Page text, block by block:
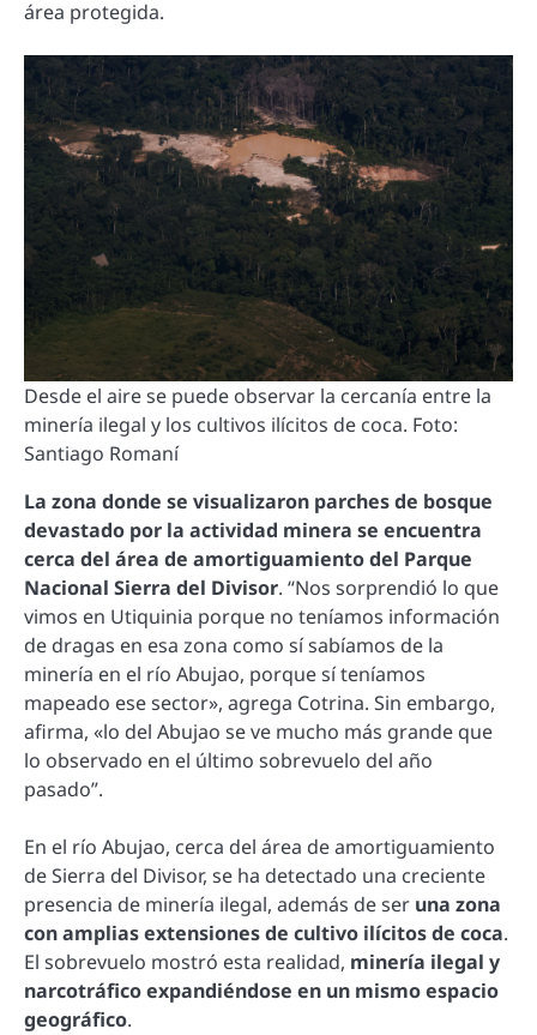
área protegida.
Desde el aire se puede observar la cercanía entre la
minería ilegal y los cultivos ilícitos de coca. Foto:
Santiago Romaní
La zona donde se visualizaron parches de bosque
devastado por la actividad minera se encuentra
cerca del área de amortiguamiento del Parque
Nacional Sierra del Divisor. “Nos sorprendió lo que
vimos en Utiquinia porque no teníamos información
de dragas en esa zona como sí sabíamos de la
minería en el río Abujao, porque sí teníamos
mapeado ese sector», agrega Cotrina. Sin embargo,
afirma, «lo del Abujao se ve mucho más grande que
lo observado en el último sobrevuelo del año
pasado”.
En el río Abujao, cerca del área de amortiguamiento
de Sierra del Divisor, se ha detectado una creciente
presencia de minería ilegal, además de ser una zona
con amplias extensiones de cultivo ilícitos de coca.
El sobrevuelo mostró esta realidad, minería ilegal y
narcotráfico expandiéndose en un mismo espacio
geográfico.